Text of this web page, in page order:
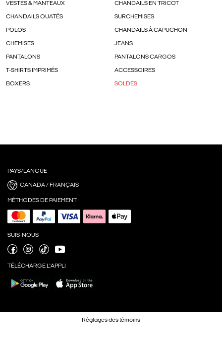
VESTES & MANTEAUX CHANDAILS EN TRICOT
CHANDAILS OUATÉS SURCHEMISES
POLOS CHANDAILS À CAPUCHON
CHEMISES JEANS
PANTALONS PANTALONS CARGOS
T-SHIRTS IMPRIMÉS ACCESSOIRES
BOXERS SOLDES
PAYS/LANGUE
CANADA / FRANÇAIS
MÉTHODES DE PAIEMENT
SUIS-NOUS
TÉLÉCHARGE L'APPLI
Réglages des témoins